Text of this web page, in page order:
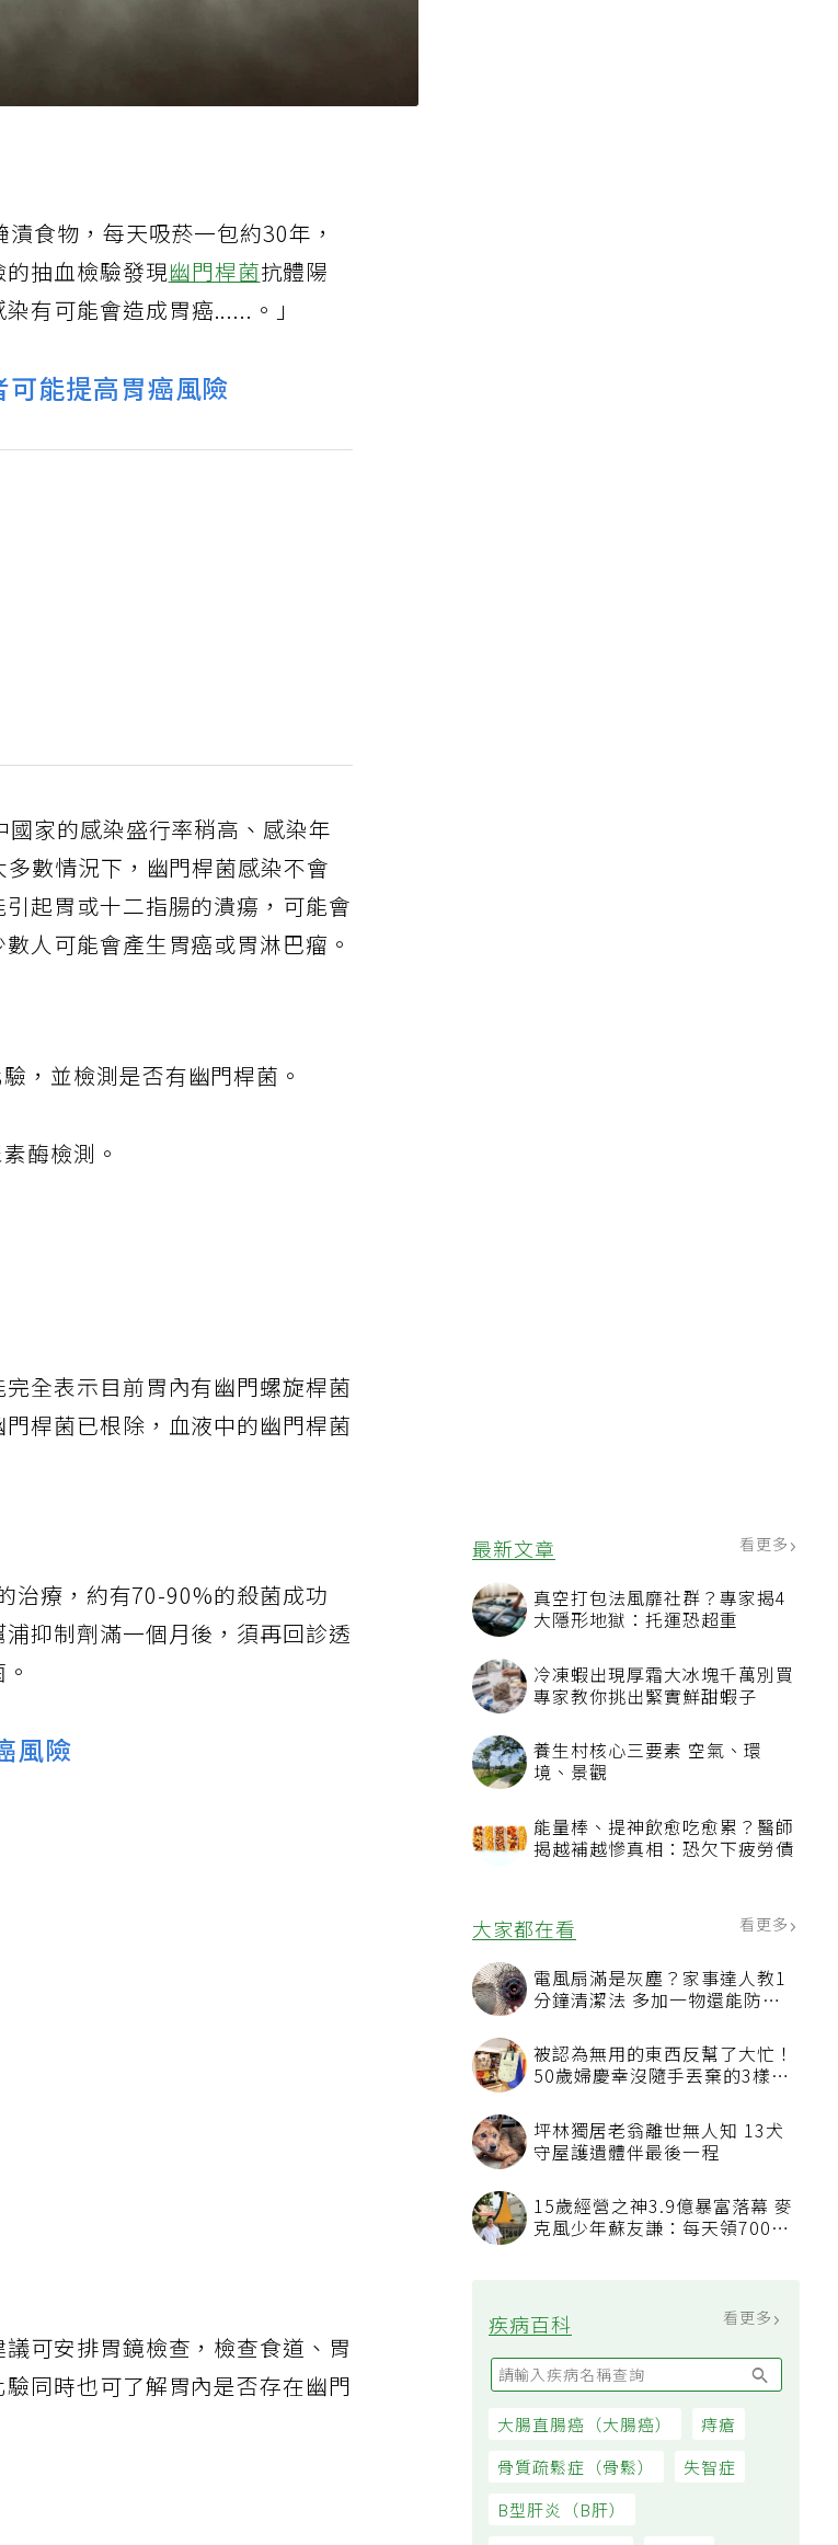
最新文章 看更多
真空打包法風靡社群？專家揭4
大隱形地獄：托運恐超重
冷凍蝦出現厚霜大冰塊千萬別買
專家教你挑出緊實鮮甜蝦子
養生村核心三要素 空氣、環
境、景觀
能量棒、提神飲愈吃愈累？醫師
揭越補越慘真相：恐欠下疲勞債
大家都在看
電風扇滿是灰塵？家事達人教1
分鐘清潔法 多加一物還能防髒
被認為無用的東西反幫了大忙！
50歲婦慶幸沒隨手丟棄的3樣物
坪林獨居老翁離世無人知 13犬
守屋護遺體伴最後一程
15歲經營之神3.9億暴富落幕 麥
疾病百科
食物，每天吸菸一包約30年，
的抽血檢驗發現幽門桿菌抗體陽
有可能會造成胃癌......。」
能提高胃癌風險
家的感染盛行率稍高、感染年
數情況下，幽門桿菌感染不會
起胃或十二指腸的潰瘍，可能會
人可能會產生胃癌或胃淋巴瘤。
，並檢測是否有幽門桿菌。
酶檢測。
全表示目前胃內有幽門螺旋桿菌
桿菌已根除，血液中的幽門桿菌
治療，約有70-90%的殺菌成功
抑制劑滿一個月後，須再回診透
風險
可安排胃鏡檢查，檢查食道、胃
同時也可了解胃內是否存在幽門